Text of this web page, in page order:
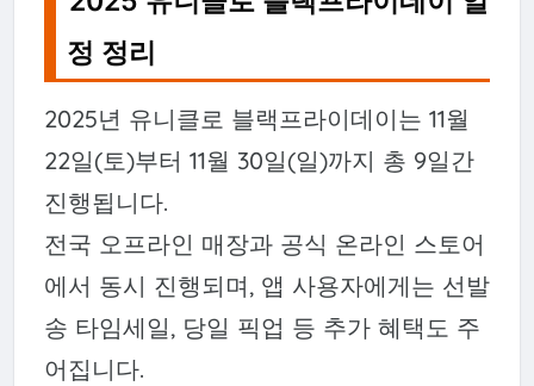
정 정리
2025년 유니클로 블랙프라이데이는 11월
22일(토)부터 11월 30일(일)까지 총 9일간
진행됩니다.
전국 오프라인 매장과 공식 온라인 스토어
에서 동시 진행되며, 앱 사용자에게는 선발
송 타임세일, 당일 픽업 등 추가 혜택도 주
어집니다.